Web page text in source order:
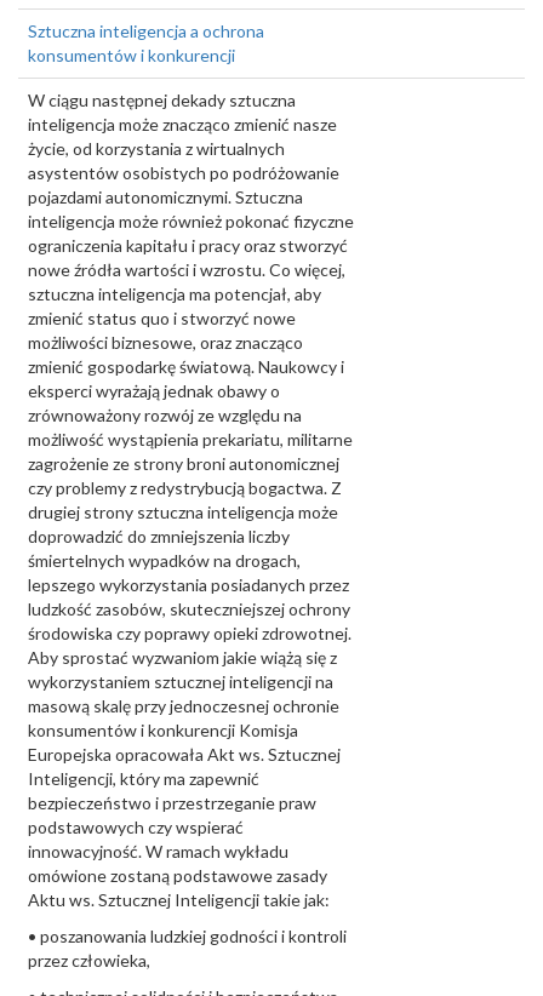
Sztuczna inteligencja a ochrona
konsumentów i konkurencji
W ciągu następnej dekady sztuczna
inteligencja może znacząco zmienić nasze
życie, od korzystania z wirtualnych
asystentów osobistych po podróżowanie
pojazdami autonomicznymi. Sztuczna
inteligencja może również pokonać fizyczne
ograniczenia kapitału i pracy oraz stworzyć
nowe źródła wartości i wzrostu. Co więcej,
sztuczna inteligencja ma potencjał, aby
zmienić status quo i stworzyć nowe
możliwości biznesowe, oraz znacząco
zmienić gospodarkę światową. Naukowcy i
eksperci wyrażają jednak obawy o
zrównoważony rozwój ze względu na
możliwość wystąpienia prekariatu, militarne
zagrożenie ze strony broni autonomicznej
czy problemy z redystrybucją bogactwa. Z
drugiej strony sztuczna inteligencja może
doprowadzić do zmniejszenia liczby
śmiertelnych wypadków na drogach,
lepszego wykorzystania posiadanych przez
ludzkość zasobów, skuteczniejszej ochrony
środowiska czy poprawy opieki zdrowotnej.
Aby sprostać wyzwaniom jakie wiążą się z
wykorzystaniem sztucznej inteligencji na
masową skalę przy jednoczesnej ochronie
konsumentów i konkurencji Komisja
Europejska opracowała Akt ws. Sztucznej
Inteligencji, który ma zapewnić
bezpieczeństwo i przestrzeganie praw
podstawowych czy wspierać
innowacyjność. W ramach wykładu
omówione zostaną podstawowe zasady
Aktu ws. Sztucznej Inteligencji takie jak:
• poszanowania ludzkiej godności i kontroli
przez człowieka,